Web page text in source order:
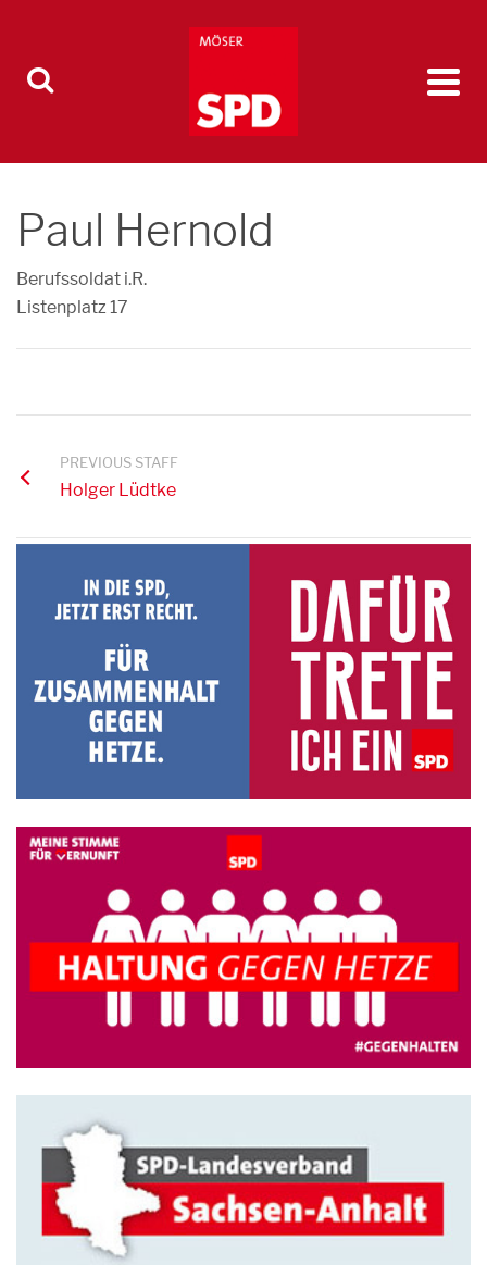
Paul Hernold
Berufssoldat i.R.
Listenplatz 17
PREVIOUS STAFF
Holger Lüdtke